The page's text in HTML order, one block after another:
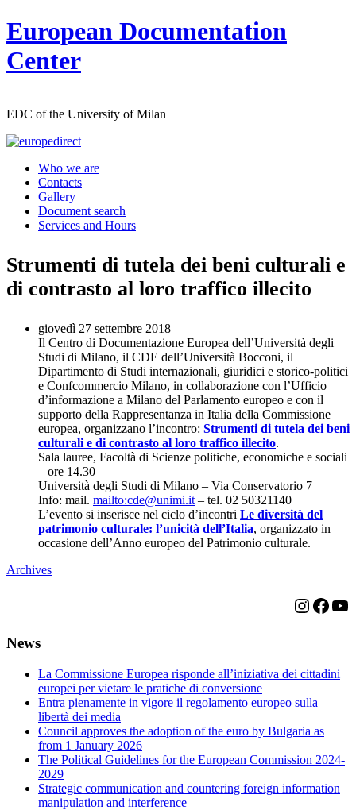
Skip
to
content
European Documentation
Center
EDC of the University of Milan
Who we are
Contacts
Gallery
Document search
Services and Hours
Strumenti di tutela dei beni culturali e
di contrasto al loro traffico illecito
giovedì 27 settembre 2018
Il Centro di Documentazione Europea dell’Università degli
Studi di Milano, il CDE dell’Università Bocconi, il
Dipartimento di Studi internazionali, giuridici e storico-politici
e Confcommercio Milano, in collaborazione con l’Ufficio
d’informazione a Milano del Parlamento europeo e con il
supporto della Rappresentanza in Italia della Commissione
europea, organizzano l’incontro: Strumenti di tutela dei beni
culturali e di contrasto al loro traffico illecito.
Sala lauree, Facoltà di Scienze politiche, economiche e sociali
– ore 14.30
Università degli Studi di Milano – Via Conservatorio 7
Info: mail. mailto:cde@unimi.it – tel. 02 50321140
L’evento si inserisce nel ciclo d’incontri Le diversità del
patrimonio culturale: l’unicità dell’Italia, organizzato in
occasione dell’Anno europeo del Patrimonio culturale.
Archives
News
La Commissione Europea risponde all’iniziativa dei cittadini
europei per vietare le pratiche di conversione
Entra pienamente in vigore il regolamento europeo sulla
libertà dei media
Council approves the adoption of the euro by Bulgaria as
from 1 January 2026
The Political Guidelines for the European Commission 2024-
2029
Strategic communication and countering foreign information
manipulation and interference